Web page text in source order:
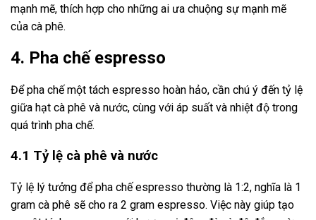
mạnh mẽ, thích hợp cho những ai ưa chuộng sự mạnh mẽ
của cà phê.
4. Pha chế espresso
Để pha chế một tách espresso hoàn hảo, cần chú ý đến tỷ lệ
giữa hạt cà phê và nước, cùng với áp suất và nhiệt độ trong
quá trình pha chế.
4.1 Tỷ lệ cà phê và nước
Tỷ lệ lý tưởng để pha chế espresso thường là 1:2, nghĩa là 1
gram cà phê sẽ cho ra 2 gram espresso. Việc này giúp tạo